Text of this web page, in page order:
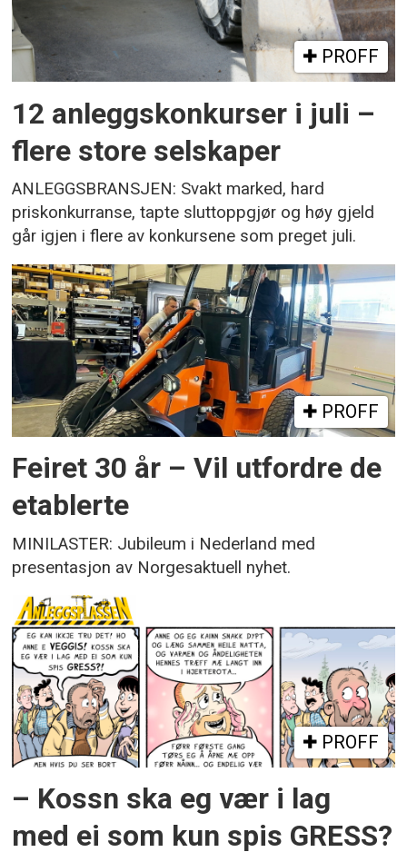
PROFF
12 anleggskonkurser i juli –
flere store selskaper
ANLEGGSBRANSJEN: Svakt marked, hard
priskonkurranse, tapte sluttoppgjør og høy gjeld
går igjen i flere av konkursene som preget juli.
PROFF
Feiret 30 år – Vil utfordre de
etablerte
MINILASTER: Jubileum i Nederland med
presentasjon av Norgesaktuell nyhet.
PROFF
– Kossn ska eg vær i lag
med ei som kun spis GRESS?